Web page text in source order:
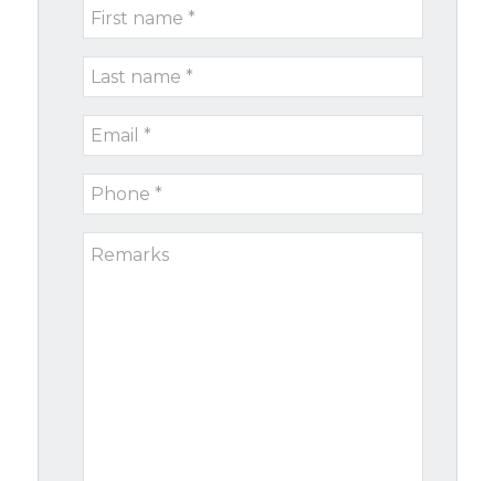
type
First
name
Last
name
Email
*
Phone
*
Remarks